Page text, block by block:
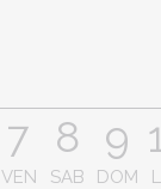
7
VEN
8
SAB
9
DOM